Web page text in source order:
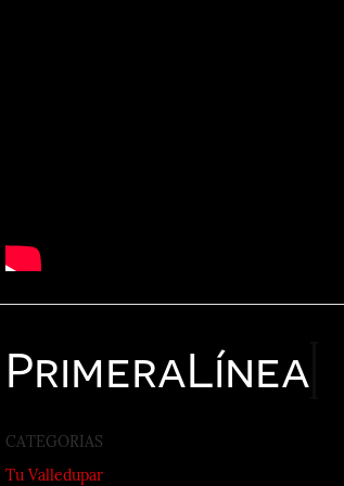
PrimeraLínea
CATEGORIAS
Tu Valledupar